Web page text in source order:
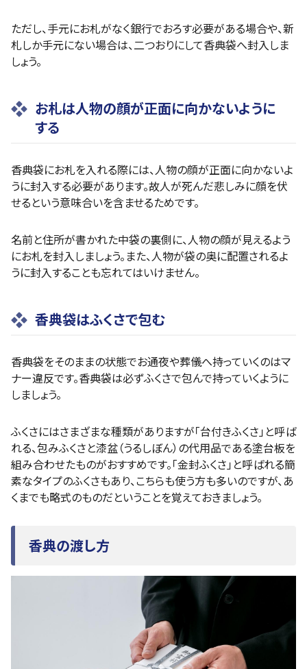
ただし、手元にお札がなく銀行でおろす必要がある場合や、新
札しか手元にない場合は、二つおりにして香典袋へ封入しま
しょう。
お札は人物の顔が正面に向かないように
する
香典袋にお札を入れる際には、人物の顔が正面に向かないよ
うに封入する必要があります。故人が死んだ悲しみに顔を伏
せるという意味合いを含ませるためです。
名前と住所が書かれた中袋の裏側に、人物の顔が見えるよう
にお札を封入しましょう。また、人物が袋の奥に配置されるよ
うに封入することも忘れてはいけません。
香典袋はふくさで包む
香典袋をそのままの状態でお通夜や葬儀へ持っていくのはマ
ナー違反です。香典袋は必ずふくさで包んで持っていくように
しましょう。
ふくさにはさまざまな種類がありますが「台付きふくさ」と呼ば
れる、包みふくさと漆盆（うるしぼん）の代用品である塗台板を
組み合わせたものがおすすめです。「金封ふくさ」と呼ばれる簡
素なタイプのふくさもあり、こちらも使う方も多いのですが、あ
くまでも略式のものだということを覚えておきましょう。
香典の渡し方